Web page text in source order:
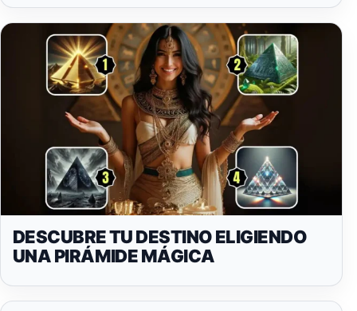
DESCUBRE TU DESTINO ELIGIENDO
UNA PIRÁMIDE MÁGICA